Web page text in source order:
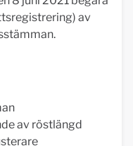
av
av röstlängd